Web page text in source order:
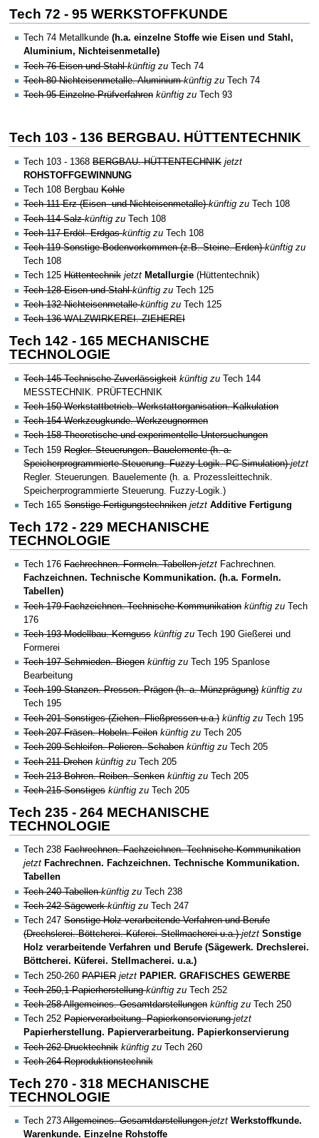
Tech 72 - 95 WERKSTOFFKUNDE
Tech 74 Metallkunde (h.a. einzelne Stoffe wie Eisen und Stahl,
Aluminium, Nichteisenmetalle)
Tech 76 Eisen und Stahlkünftig zu Tech 74
Tech 80 Nichteisenmetalle. Aluminiumkünftig zu Tech 74
Tech 95 Einzelne Prüfverfahren künftig zu Tech 93
Tech 103 - 136 BERGBAU. HÜTTENTECHNIK
Tech 103 - 1368 BERGBAU. HÜTTENTECHNIK jetzt
ROHSTOFFGEWINNUNG
Tech 108 Bergbau Kohle
Tech 111 Erz (Eisen- und Nichteisenmetalle)künftig zu Tech 108
Tech 114 Salzkünftig zu Tech 108
Tech 117 Erdöl. Erdgaskünftig zu Tech 108
Tech 119 Sonstige Bodenvorkommen (z.B. Steine. Erden)künftig zu
Tech 108
Tech 125 Hüttentechnik jetzt Metallurgie (Hüttentechnik)
Tech 128 Eisen und Stahlkünftig zu Tech 125
Tech 132 Nichteisenmetallekünftig zu Tech 125
Tech 136 WALZWIRKEREI. ZIEHEREI
Tech 142 - 165 MECHANISCHE
TECHNOLOGIE
Tech 145 Technische Zuverlässigkeit künftig zu Tech 144
MESSTECHNIK. PRÜFTECHNIK
Tech 150 Werkstattbetrieb. Werkstattorganisation. Kalkulation
Tech 154 Werkzeugkunde. Werkzeugnormen
Tech 158 Theoretische und experimentelle Untersuchungen
Tech 159 Regler. Steuerungen. Bauelemente (h. a.
Speicherprogrammierte Steuerung. Fuzzy-Logik. PC-Simulation)jetzt
Regler. Steuerungen. Bauelemente (h. a. Prozessleittechnik.
Speicherprogrammierte Steuerung. Fuzzy-Logik.)
Tech 165 Sonstige Fertigungstechniken jetzt Additive Fertigung
Tech 172 - 229 MECHANISCHE
TECHNOLOGIE
Tech 176 Fachrechnen. Formeln. Tabellenjetzt Fachrechnen.
Fachzeichnen. Technische Kommunikation. (h.a. Formeln.
Tabellen)
Tech 179 Fachzeichnen. Technische Kommunikation künftig zu Tech
176
Tech 193 Modellbau. Kernguss künftig zu
Tech 190 Gießerei und
Formerei
Tech 197 Schmieden. Biegen künftig zu
Tech 195 Spanlose
Bearbeitung
Tech 199 Stanzen. Pressen. Prägen (h. a. Münzprägung) künftig zu
Tech 195
Tech 201 Sonstiges (Ziehen. Fließpressen u.a.) künftig zu Tech 195
Tech 207 Fräsen. Hobeln. Feilen künftig zu
Tech 205
Tech 209 Schleifen. Polieren. Schaben künftig zu
Tech 205
Tech 211 Drehen künftig zu Tech 205
Tech 213 Bohren. Reiben. Senken künftig zu Tech 205
Tech 215 Sonstiges künftig zu Tech 205
Tech 235 - 264 MECHANISCHE
TECHNOLOGIE
Tech 238 Fachrechnen. Fachzeichnen. Technische Kommunikation
jetzt Fachrechnen. Fachzeichnen. Technische Kommunikation.
Tabellen
Tech 240 Tabellenkünftig zu Tech 238
Tech 242 Sägewerkkünftig zu Tech 247
Tech 247 Sonstige Holz verarbeitende Verfahren und Berufe
(Drechslerei. Böttcherei. Küferei. Stellmacherei u.a.)jetzt Sonstige
Holz verarbeitende Verfahren und Berufe (Sägewerk. Drechslerei.
Böttcherei. Küferei. Stellmacherei. u.a.)
Tech 250-260 PAPIER jetzt PAPIER. GRAFISCHES GEWERBE
Tech 250,1 Papierherstellungkünftig zu Tech 252
Tech 258 Allgemeines. Gesamtdarstellungen künftig zu Tech 250
Tech 252 Papierverarbeitung. Papierkonservierungjetzt
Papierherstellung. Papierverarbeitung. Papierkonservierung
Tech 262 Drucktechnik künftig zu Tech 260
Tech 264 Reproduktionstechnik
Tech 270 - 318 MECHANISCHE
TECHNOLOGIE
Tech 273 Allgemeines. Gesamtdarstellungenjetzt Werkstoffkunde.
Warenkunde. Einzelne Rohstoffe